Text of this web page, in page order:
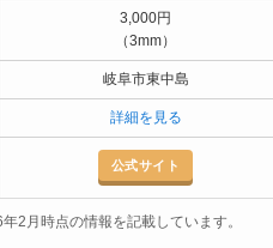
3,000円
（3mm）
岐阜市東中島
詳細を見る
公式サイト
2月時点の情報を記載しています。